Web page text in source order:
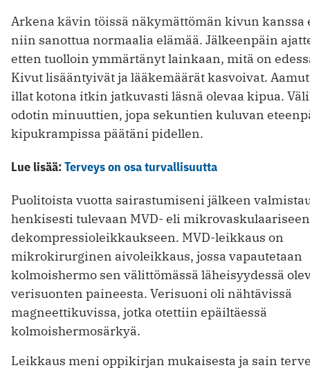
Arkena kävin töissä näkymättömän kivun kanssa
niin sanottua normaalia elämää. Jälkeenpäin
etten tuolloin ymmärtänyt lainkaan, mitä on
Kivut lisääntyivät ja lääkemäärät kasvoivat.
illat kotona itkin jatkuvasti läsnä olevaa kipua.
odotin minuuttien, jopa sekuntien kuluvan
kipukrampissa päätäni pidellen.
Lue lisää:Terveys on osa turvallisuutta
Puolitoista vuotta sairastumiseni jälkeen
henkisesti tulevaan MVD- eli mikrovaskulaariseen
dekompressioleikkaukseen. MVD-leikkaus on
mikrokirurginen aivoleikkaus, jossa vapautetaan
kolmoishermo sen välittömässä läheisyydessä
verisuonten paineesta. Verisuoni oli nähtävissä
magneettikuvissa, jotka otettiin epäiltäessä
kolmoishermosärkyä.
Leikkaus meni oppikirjan mukaisesta ja sain